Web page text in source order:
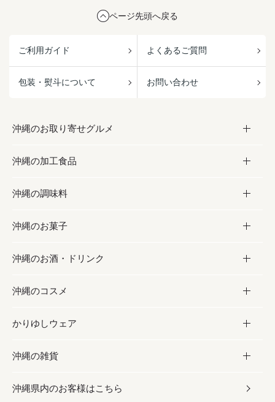
ページ先頭へ戻る
ご利用ガイド よくあるご質問
包装・熨斗について お問い合わせ
沖縄のお取り寄せグルメ
お取り寄せグルメ
フルーツ・野菜
お肉
海産物
沖縄の加工食品
加工食品
缶詰／パウチ
沖縄料理
沖縄そば／乾麺
レトルト食品
乾物／粉類
沖縄の調味料
調味料
砂糖／黒砂糖
塩
お酢／ドレッシング
しょうゆ
みそ
沖縄のお菓子
お菓子
黒糖
ちんすこう
伝統菓子
スナック
沖縄のお酒・ドリンク
お酒・ドリンク
泡盛
ビール・チューハイ
ワイン・ウィスキー・カクテル
沖縄のコスメ
コスメ
スキンケア
ボディケア
かりゆしウェア
かりゆしウェア
メンズ
沖縄の雑貨
雑貨
沖縄県内のお客様はこちら